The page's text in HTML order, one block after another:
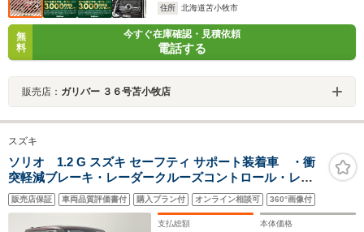
住所
北海道苫小牧市
無
料
今すぐ在庫確認・見積依頼
電話する
販売店： ガリバー ３６号苫小牧店
スズキ
ソリオ 1.2 G スズキ セーフティ サポート装着車 ・衝
突軽減ブレーキ・レーダークルーズコントロール・レー
ンキープアシスト・社外ナビ・バックカメラ・パワース
ライドドア・コーナーセンサー・ETC・前方ドラレコ・
オートライト・スマートキー・シートヒーター
販売店保証 車両品質評価書付 購入プラン付 オンライン相談可 360°画像付
支払総額 本体価格